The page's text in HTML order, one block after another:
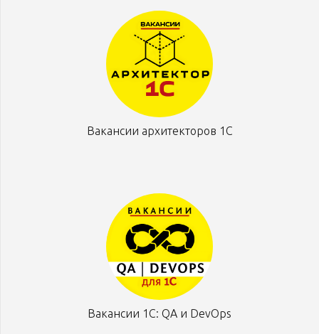
Вакансии архитекторов 1С
Вакансии 1С: QA и DevOps